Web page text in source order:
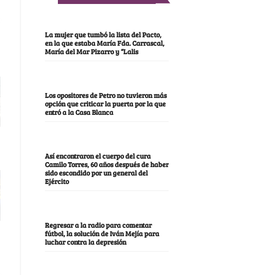
La mujer que tumbó la lista del Pacto,
en la que estaba María Fda. Carrascal,
María del Mar Pizarro y “Lalis
Los opositores de Petro no tuvieron más
opción que criticar la puerta por la que
entró a la Casa Blanca
Así encontraron el cuerpo del cura
Camilo Torres, 60 años después de haber
sido escondido por un general del
Ejército
Regresar a la radio para comentar
fútbol, la solución de Iván Mejía para
luchar contra la depresión